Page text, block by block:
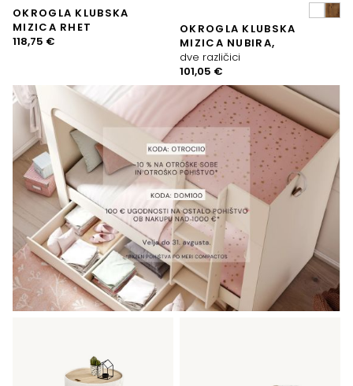
OKROGLA KLUBSKA
MIZICA RHET
118,75 €
OKROGLA KLUBSKA
MIZICA NUBIRA,
dve različici
101,05 €